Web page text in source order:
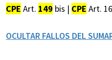
CPE Art. 149 bis | CPE Art.
OCULTAR FALLOS DEL